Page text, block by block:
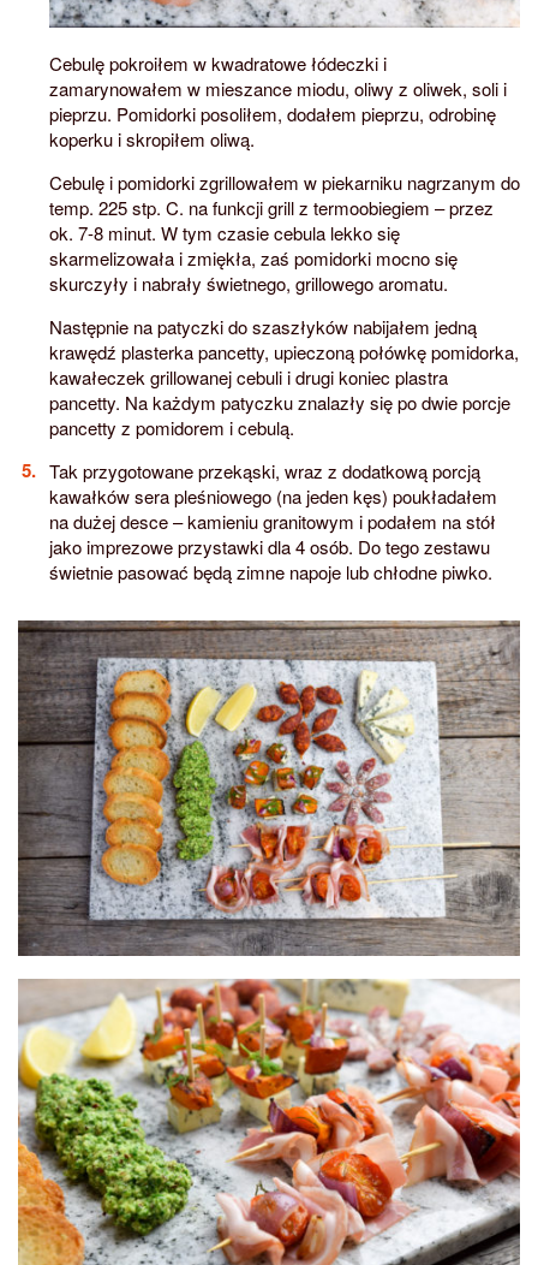
Cebulę pokroiłem w kwadratowe łódeczki i
zamarynowałem w mieszance miodu, oliwy z oliwek, soli i
pieprzu. Pomidorki posoliłem, dodałem pieprzu, odrobinę
koperku i skropiłem oliwą.
Cebulę i pomidorki zgrillowałem w piekarniku nagrzanym do
temp. 225 stp. C. na funkcji grill z termoobiegiem – przez
ok. 7-8 minut. W tym czasie cebula lekko się
skarmelizowała i zmiękła, zaś pomidorki mocno się
skurczyły i nabrały świetnego, grillowego aromatu.
Następnie na patyczki do szaszłyków nabijałem jedną
krawędź plasterka pancetty, upieczoną połówkę pomidorka,
kawałeczek grillowanej cebuli i drugi koniec plastra
pancetty. Na każdym patyczku znalazły się po dwie porcje
pancetty z pomidorem i cebulą.
Tak przygotowane przekąski, wraz z dodatkową porcją
kawałków sera pleśniowego (na jeden kęs) poukładałem
na dużej desce – kamieniu granitowym i podałem na stół
jako imprezowe przystawki dla 4 osób. Do tego zestawu
świetnie pasować będą zimne napoje lub chłodne piwko.